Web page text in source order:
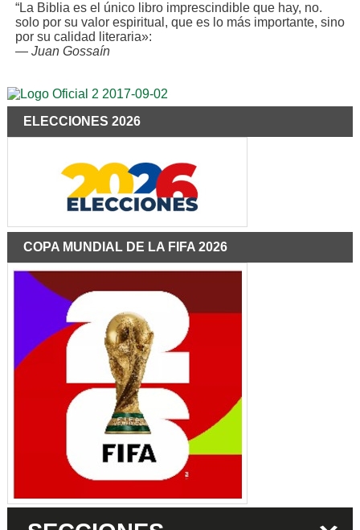
“La Biblia es el único libro imprescindible que hay, no.
solo por su valor espiritual, que es lo más importante, sino
por su calidad literaria»:
— Juan Gossaín
ELECCIONES 2026
COPA MUNDIAL DE LA FIFA 2026